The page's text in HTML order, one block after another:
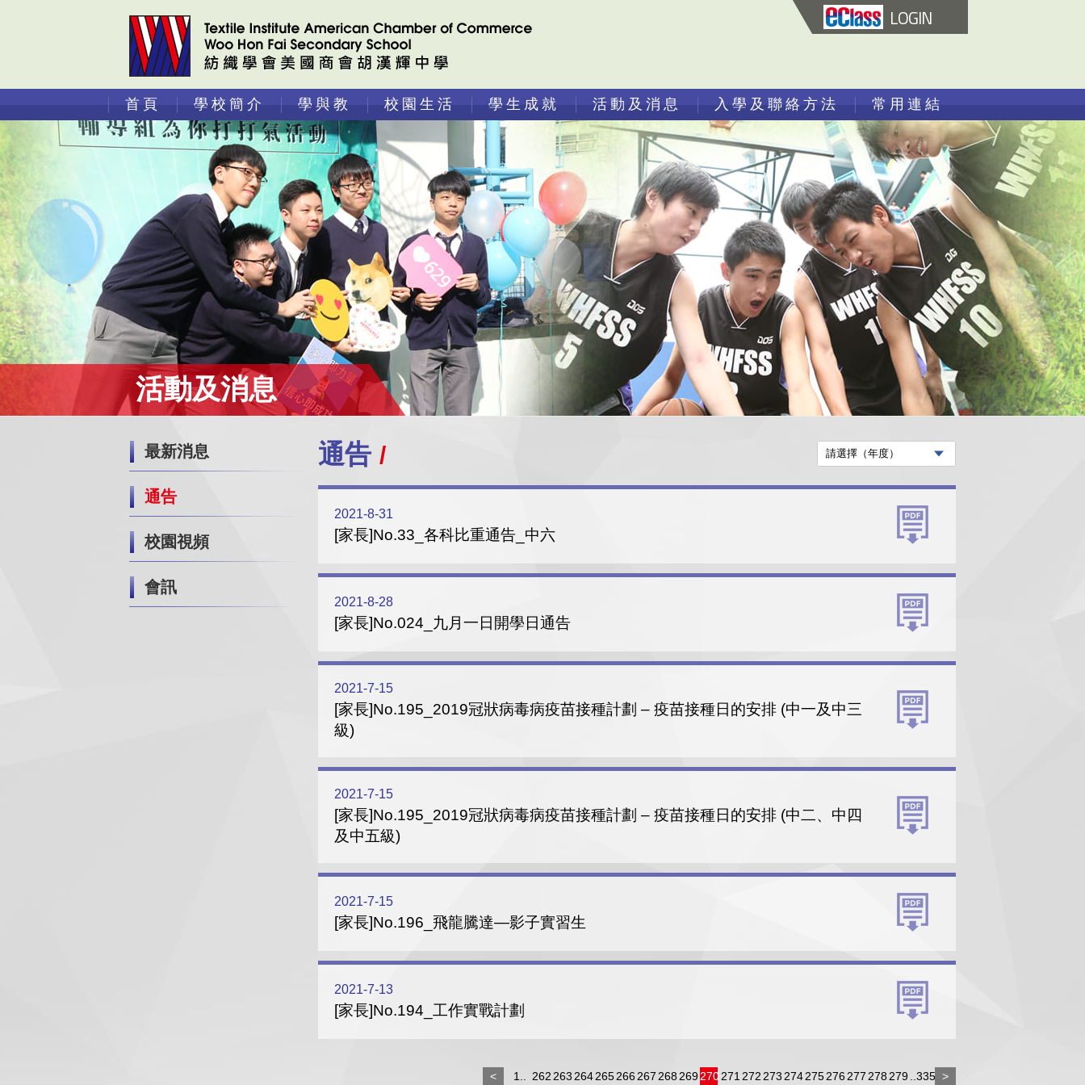
LOGIN
首頁 學校簡介 學與教 校園生活 學生成就 活動及消息 入學及聯絡方法 常用連結
活動及消息
最新消息
通告
校園視頻
會訊
通告
2021-8-31
[家長]No.33_各科比重通告_中六
2021-8-28
[家長]No.024_九月一日開學日通告
2021-7-15
[家長]No.195_2019冠狀病毒病疫苗接種計劃 – 疫苗接種日的安排 (中一及中三
級)
2021-7-15
[家長]No.195_2019冠狀病毒病疫苗接種計劃 – 疫苗接種日的安排 (中二、中四
及中五級)
2021-7-15
[家長]No.196_飛龍騰達—影子實習生
2021-7-13
[家長]No.194_工作實戰計劃
< 1.. 262 263 264265266 267 268 269270 271 272 273 274275276 277 278 279 ..335 >